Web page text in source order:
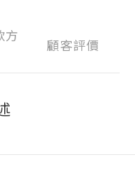
方
顧客評價